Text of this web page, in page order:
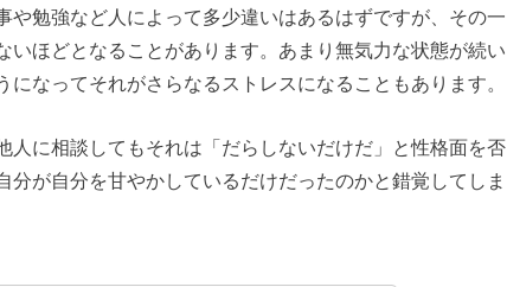
や勉強など人によって多少違いはあるはずですが、その一
いほどとなることがあります。あまり無気力な状態が続い
なってそれがさらなるストレスになることもあります。
人に相談してもそれは「だらしないだけだ」と性格面を否
が自分を甘やかしているだけだったのかと錯覚してしま